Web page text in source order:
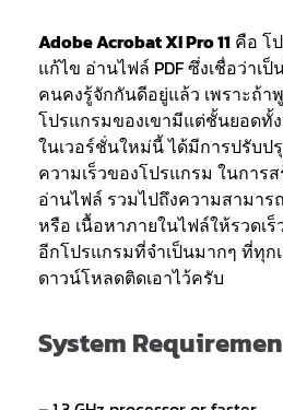
Adobe Acrobat XI Pro 11 คือ โ
แก้ไข อ่านไฟล์ PDF ซึ่งเชื่อว่าเ
คนคงรู้จักกันดีอยู่แล้ว เพราะถ้า
โปรแกรมของเขามีแต่ชั้นยอดทั้
ในเวอร์ชั่นใหม่นี้ ได้มีการปรับป
ความเร็วของโปรแกรม ในการ
อ่านไฟล์ รวมไปถึงความสามา
หรือ เนื้อหาภายในไฟล์ให้รวดเ
อีกโปรแกรมที่จำเป็นมากๆ ที่ทุก
ดาวน์โหลดติดเอาไว้ครับ
System